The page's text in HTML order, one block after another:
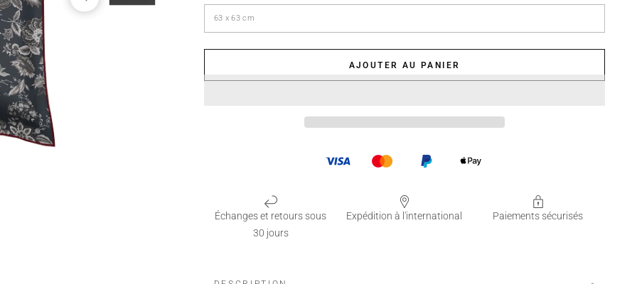
AJOUTER AU PANIER
Échanges et retours sous
30 jours
Expédition à l'international Paiements sécurisés